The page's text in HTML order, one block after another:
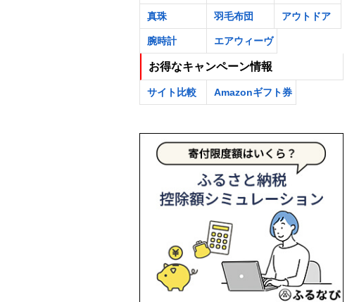
真珠 羽毛布団 アウトドア
腕時計 エアウィーヴ
お得なキャンペーン情報
サイト比較 Amazonギフト券